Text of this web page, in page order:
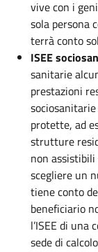
vive con i
sola persona
terrà conto
ISEE
sanitarie
prestazioni
protette, ad
strutture
non
scegliere un
tiene conto
beneficiario
l’ISEE di
sede di